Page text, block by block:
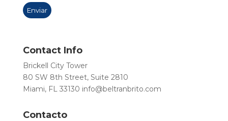
Contact Info
Brickell City Tower
80 SW 8th Street, Suite 2810
Miami, FL 33130 info@beltranbrito.com
Contacto